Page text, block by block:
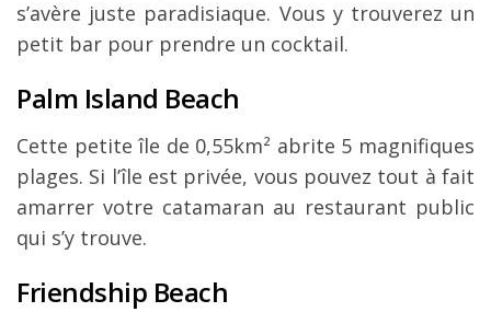
s’avère juste paradisiaque. Vous y trouverez un
petit bar pour prendre un cocktail.
Palm Island Beach
Cette petite île de 0,55km² abrite 5 magnifiques
plages. Si l’île est privée, vous pouvez tout à fait
amarrer votre catamaran au restaurant public
qui s’y trouve.
Friendship Beach